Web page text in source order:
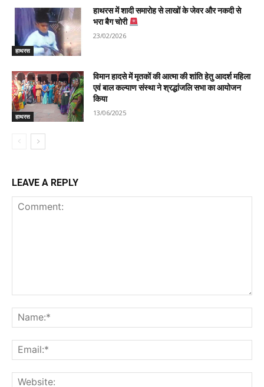
हाथरस
हाथरस में शादी समारोह से लाखों के जेवर और नकदी से
भरा बैग चोरी
23/02/2026
हाथरस
विमान हादसे में मृतकों की आत्मा की शांति हेतु आदर्श महिला
एवं बाल कल्याण संस्था ने श्रद्धांजलि सभा का आयोजन
किया
13/06/2025
LEAVE A REPLY